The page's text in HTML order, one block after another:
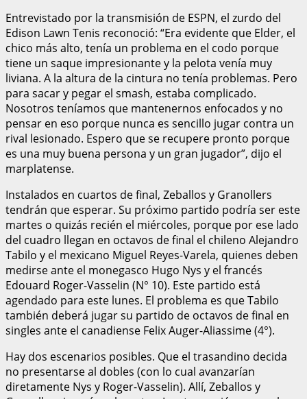
Entrevistado por la transmisión de ESPN, el zurdo del
Edison Lawn Tenis reconoció: “Era evidente que Elder, el
chico más alto, tenía un problema en el codo porque
tiene un saque impresionante y la pelota venía muy
liviana. A la altura de la cintura no tenía problemas. Pero
para sacar y pegar el smash, estaba complicado.
Nosotros teníamos que mantenernos enfocados y no
pensar en eso porque nunca es sencillo jugar contra un
rival lesionado. Espero que se recupere pronto porque
es una muy buena persona y un gran jugador”, dijo el
marplatense.
Instalados en cuartos de final, Zeballos y Granollers
tendrán que esperar. Su próximo partido podría ser este
martes o quizás recién el miércoles, porque por ese lado
del cuadro llegan en octavos de final el chileno Alejandro
Tabilo y el mexicano Miguel Reyes-Varela, quienes deben
medirse ante el monegasco Hugo Nys y el francés
Edouard Roger-Vasselin (N° 10). Este partido está
agendado para este lunes. El problema es que Tabilo
también deberá jugar su partido de octavos de final en
singles ante el canadiense Felix Auger-Aliassime (4°).
Hay dos escenarios posibles. Que el trasandino decida
no presentarse al dobles (con lo cual avanzarían
diretamente Nys y Roger-Vasselin). Allí, Zeballos y